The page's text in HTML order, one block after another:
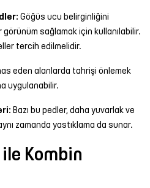
Göğüs ucu belirginliğini
sağlamak için kullanılabilir.
tercih edilmelidir.
eden alanlarda tahrişi önlemek
uygulanabilir.
Bazı bu pedler, daha yuvarlak ve
zamanda yastıklama da sunar.
Kombin